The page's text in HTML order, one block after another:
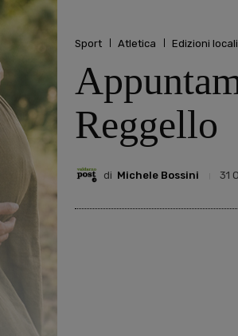
Sport Atletica Edizioni locali
Reggello
di Michele Bossini 31